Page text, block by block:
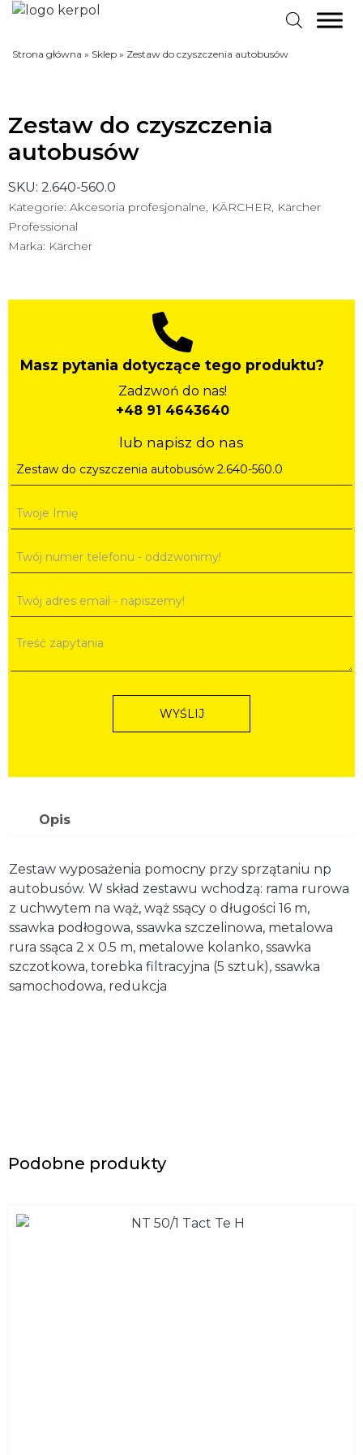
Strona główna » Sklep » Zestaw do czyszczenia autobusów
Zestaw do czyszczenia
autobusów
SKU: 2.640-560.0
Kategorie: Akcesoria profesjonalne, KÄRCHER, Kärcher
Professional
Marka: Kärcher
Masz pytania dotyczące tego produktu?
Zadzwoń do nas!
+48 91 4643640
lub napisz do nas
WYŚLIJ
Opis
Zestaw wyposażenia pomocny przy sprzątaniu np
autobusów. W skład zestawu wchodzą: rama rurowa
z uchwytem na wąż, wąż ssący o długości 16 m,
ssawka podłogowa, ssawka szczelinowa, metalowa
rura ssąca 2 x 0.5 m, metalowe kolanko, ssawka
szczotkowa, torebka filtracyjna (5 sztuk), ssawka
samochodowa, redukcja
Podobne produkty